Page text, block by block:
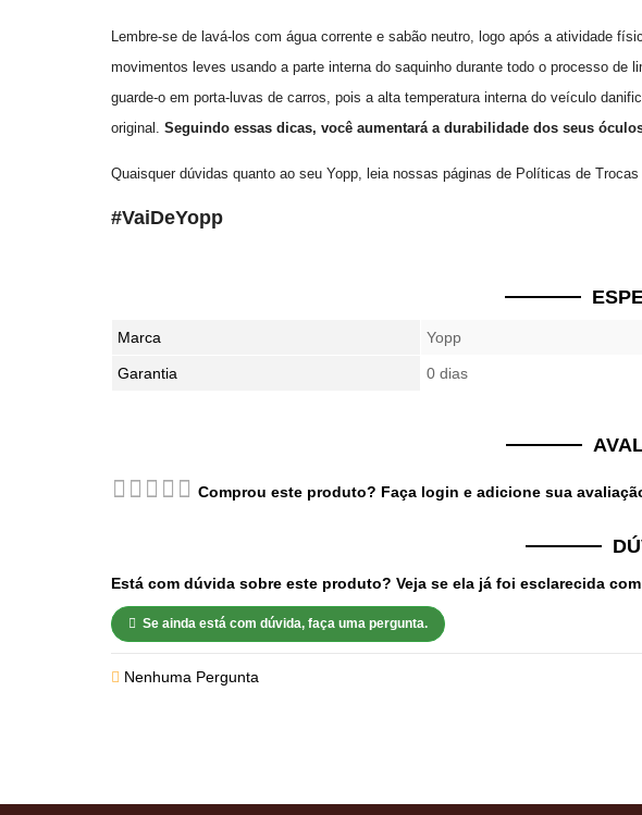
Lembre-se de lavá-los com água corrente e sabão neutro, logo após a atividade
movimentos leves usando a parte interna do saquinho durante todo o processo
guarde-o em porta-luvas de carros, pois a alta temperatura interna do veículo
original. Seguindo essas dicas, você aumentará a durabilidade dos seus
Quaisquer dúvidas quanto ao seu Yopp, leia nossas páginas de Políticas de Trocas
#VaiDeYopp
Marca Yopp
Garantia 0 dias
Comprou este produto? Faça login e adicione sua
Está com dúvida sobre este produto? Veja se ela já foi esclarecida
Se ainda está com dúvida, faça uma pergunta.
Nenhuma Pergunta